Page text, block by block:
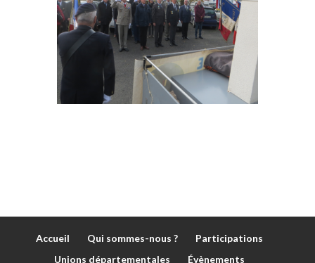
Accueil Qui sommes-nous ?
Participations
Unions départementales
Évènements